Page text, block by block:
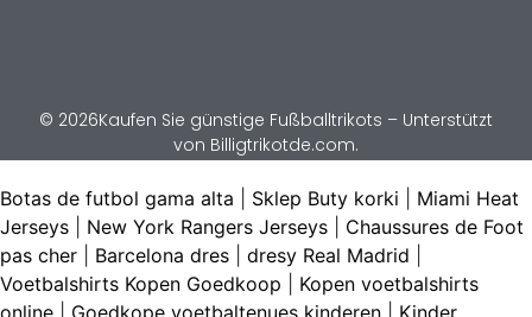
© 2026Kaufen Sie günstige Fußballtrikots – Unterstützt
von Billigtrikotde.com.
Botas de futbol gama alta Sklep Buty korki
Miami Heat
Jerseys
New York Rangers Jerseys
Chaussures de Foot
pas cher
Barcelona dres dresy Real Madrid
Voetbalshirts Kopen Goedkoop
Kopen voetbalshirts
online
Goedkope voetbaltenues kinderen
Kinder